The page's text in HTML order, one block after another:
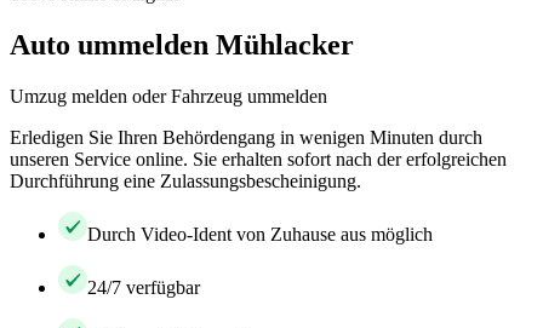
Auto ummelden Mühlacker
Umzug melden oder Fahrzeug ummelden
Erledigen Sie Ihren Behördengang in wenigen Minuten durch
unseren Service online. Sie erhalten sofort nach der erfolgreichen
Durchführung eine Zulassungsbescheinigung.
Durch Video-Ident von Zuhause aus möglich
24/7 verfügbar